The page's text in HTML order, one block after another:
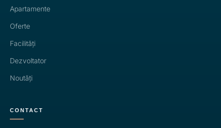
Apartamente
Oferte
Facilități
Dezvoltator
Noutăți
CONTACT